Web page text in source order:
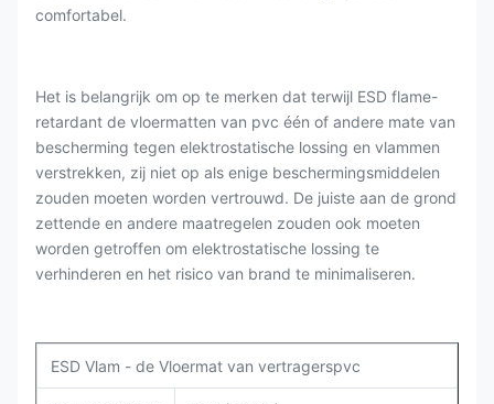
comfortabel.
Het is belangrijk om op te merken dat terwijl ESD flame-
retardant de vloermatten van pvc één of andere mate van
bescherming tegen elektrostatische lossing en vlammen
verstrekken, zij niet op als enige beschermingsmiddelen
zouden moeten worden vertrouwd. De juiste aan de grond
zettende en andere maatregelen zouden ook moeten
worden getroffen om elektrostatische lossing te
verhinderen en het risico van brand te minimaliseren.
ESD Vlam - de Vloermat van vertragerspvc